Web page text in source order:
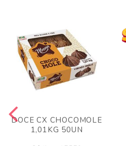
DOCE CX CHOCOMOLE
1,01KG 50UN